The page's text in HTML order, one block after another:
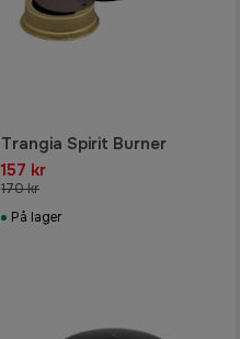
Trangia Spirit Burner
157 kr
170 kr
På lager